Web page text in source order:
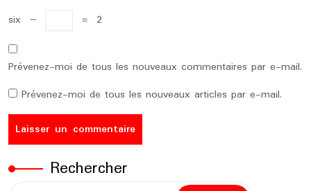
six − = 2
Prévenez-moi de tous les nouveaux commentaires par e-mail.
Prévenez-moi de tous les nouveaux articles par e-mail.
Rechercher